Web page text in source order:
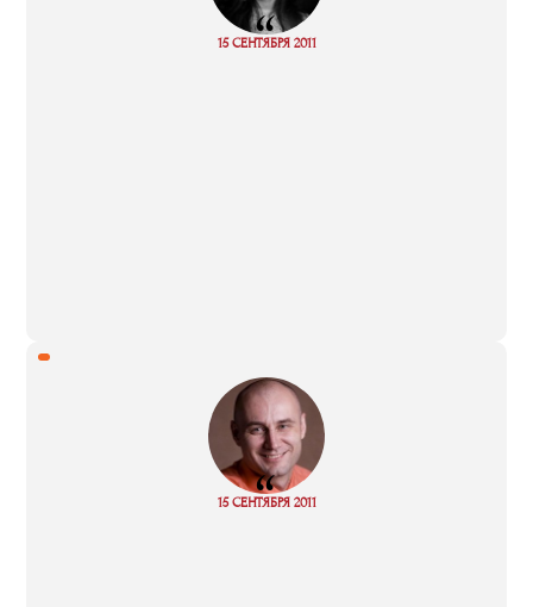
“
15 СЕНТЯБРЯ 2011
Read
“
15 СЕНТЯБРЯ 2011
Read